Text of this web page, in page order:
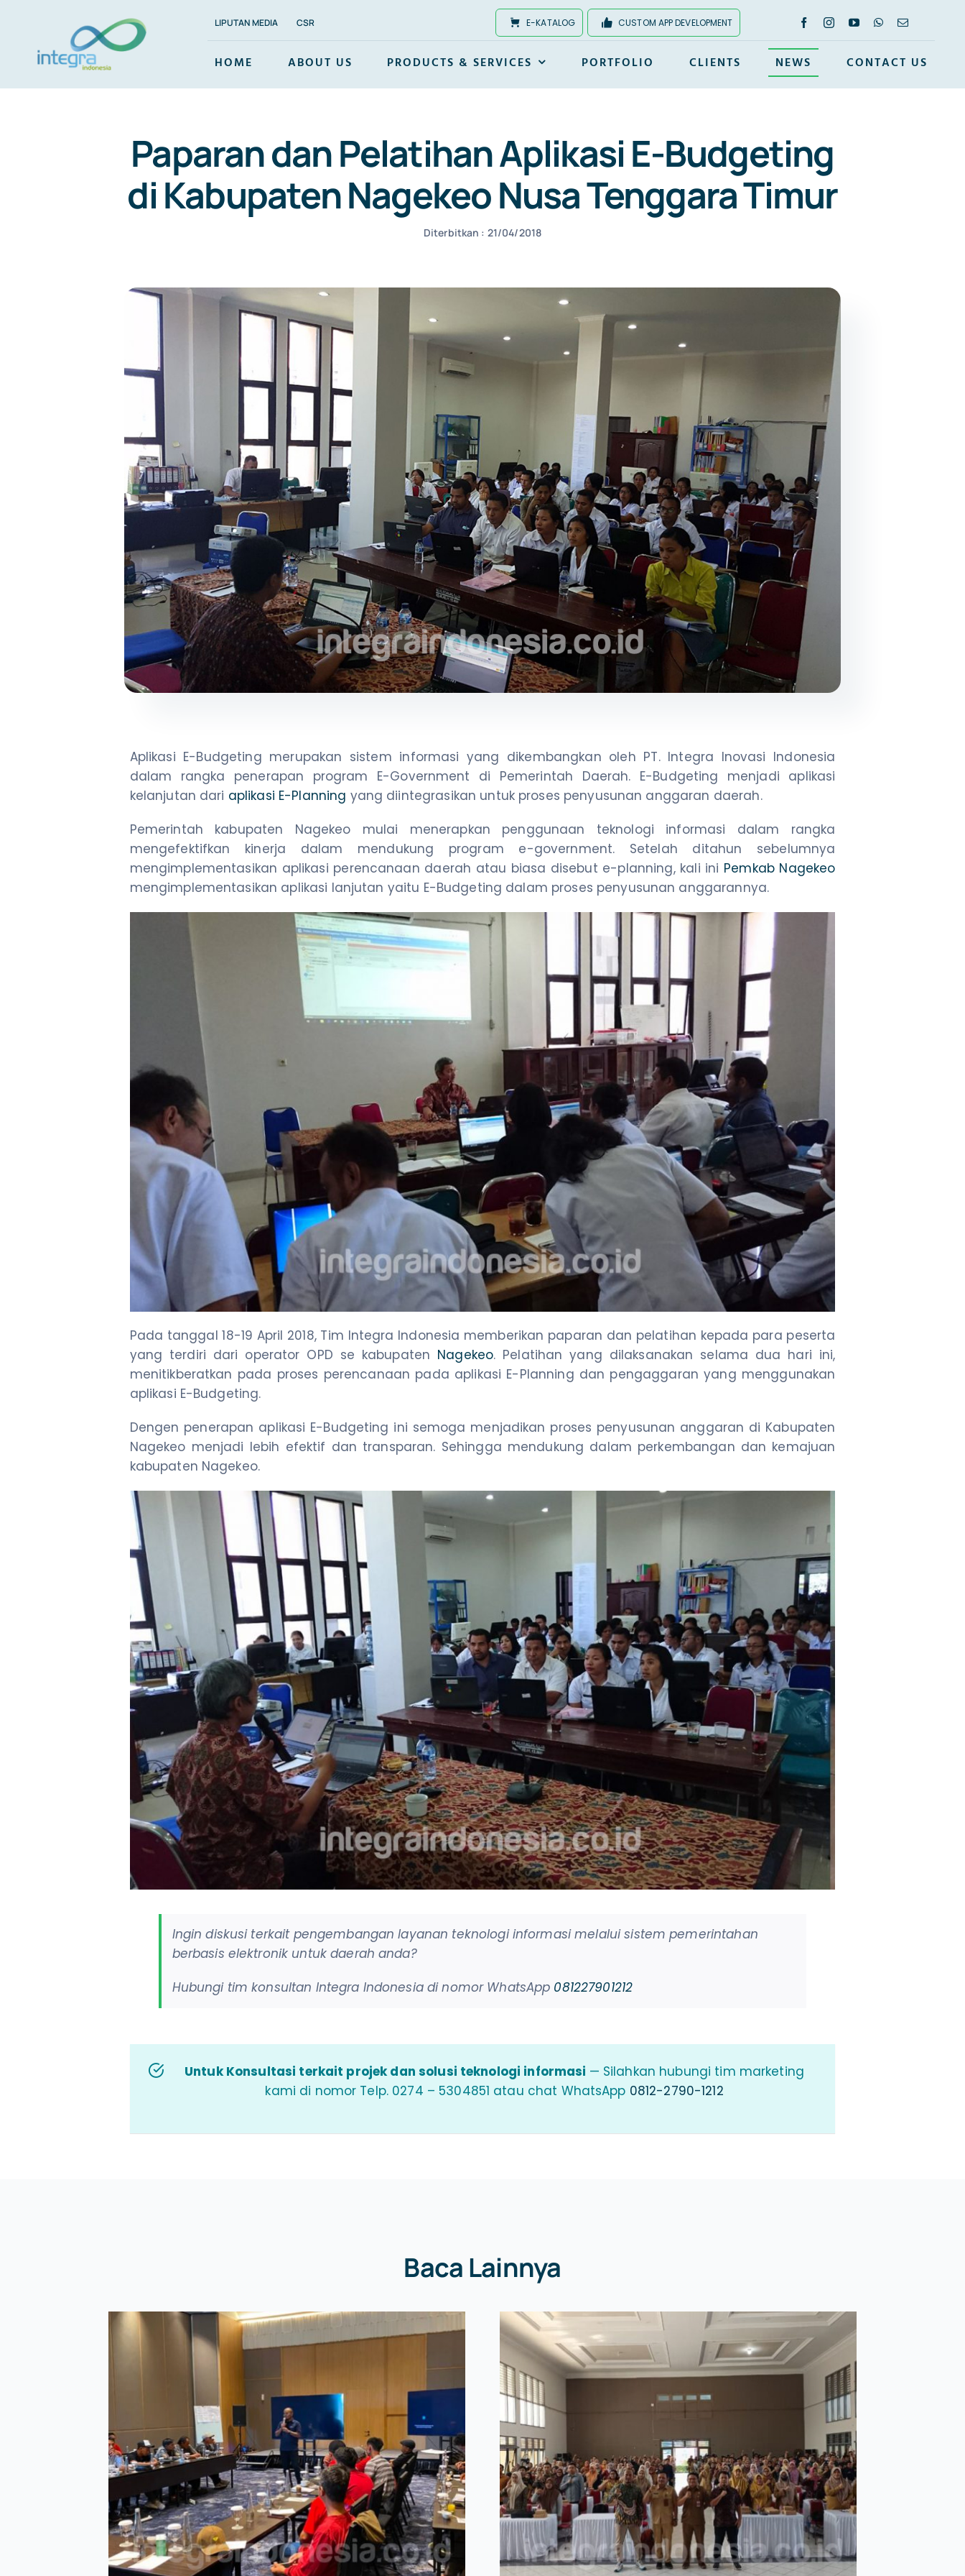
content
LIPUTAN MEDIA CSR E-KATALOG CUSTOM APP DEVELOPMENT
HOME ABOUT US PRODUCTS & SERVICES PORTFOLIO CLIENTS NEWS CONTACT US
Paparan dan Pelatihan Aplikasi E-Budgeting
di Kabupaten Nagekeo Nusa Tenggara Timur
Diterbitkan : 21/04/2018
Aplikasi E-Budgeting merupakan sistem informasi yang dikembangkan oleh PT. Integra Inovasi Indonesia
dalam rangka penerapan program E-Government di Pemerintah Daerah. E-Budgeting menjadi aplikasi
kelanjutan dari aplikasi E-Planning yang diintegrasikan untuk proses penyusunan anggaran daerah.
Pemerintah kabupaten Nagekeo mulai menerapkan penggunaan teknologi informasi dalam rangka
mengefektifkan kinerja dalam mendukung program e-government. Setelah ditahun sebelumnya
mengimplementasikan aplikasi perencanaan daerah atau biasa disebut e-planning, kali ini Pemkab Nagekeo
mengimplementasikan aplikasi lanjutan yaitu E-Budgeting dalam proses penyusunan anggarannya.
Pada tanggal 18-19 April 2018, Tim Integra Indonesia memberikan paparan dan pelatihan kepada para peserta
yang terdiri dari operator OPD se kabupaten Nagekeo. Pelatihan yang dilaksanakan selama dua hari ini,
menitikberatkan pada proses perencanaan pada aplikasi E-Planning dan pengaggaran yang menggunakan
aplikasi E-Budgeting.
Dengen penerapan aplikasi E-Budgeting ini semoga menjadikan proses penyusunan anggaran di Kabupaten
Nagekeo menjadi lebih efektif dan transparan. Sehingga mendukung dalam perkembangan dan kemajuan
kabupaten Nagekeo.
Ingin diskusi terkait pengembangan layanan teknologi informasi melalui sistem pemerintahan
berbasis elektronik untuk daerah anda?
Hubungi tim konsultan Integra Indonesia di nomor WhatsApp 081227901212
Untuk Konsultasi terkait projek dan solusi teknologi informasi — Silahkan hubungi tim marketing
kami di nomor Telp. 0274 – 5304851 atau chat WhatsApp 0812-2790-1212
Baca Lainnya